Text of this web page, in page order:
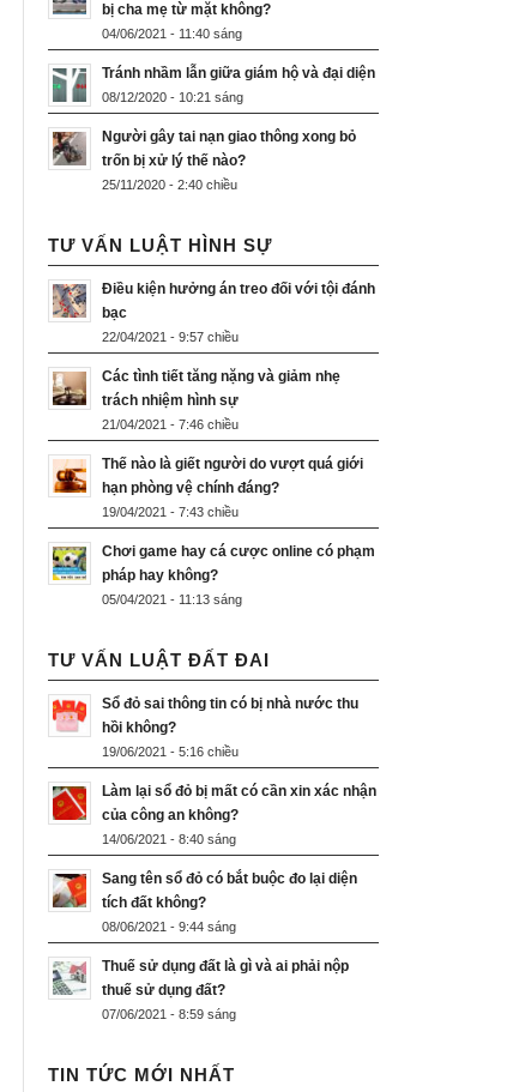
bị cha mẹ từ mặt không?
04/06/2021 - 11:40 sáng
Tránh nhầm lẫn giữa giám hộ và đại diện
08/12/2020 - 10:21 sáng
Người gây tai nạn giao thông xong bỏ
trốn bị xử lý thế nào?
25/11/2020 - 2:40 chiều
TƯ VẤN LUẬT HÌNH SỰ
Điều kiện hưởng án treo đối với tội đánh
bạc
22/04/2021 - 9:57 chiều
Các tình tiết tăng nặng và giảm nhẹ
trách nhiệm hình sự
21/04/2021 - 7:46 chiều
Thế nào là giết người do vượt quá giới
hạn phòng vệ chính đáng?
19/04/2021 - 7:43 chiều
Chơi game hay cá cược online có phạm
pháp hay không?
05/04/2021 - 11:13 sáng
TƯ VẤN LUẬT ĐẤT ĐAI
Sổ đỏ sai thông tin có bị nhà nước thu
hồi không?
19/06/2021 - 5:16 chiều
Làm lại sổ đỏ bị mất có cần xin xác nhận
của công an không?
14/06/2021 - 8:40 sáng
Sang tên sổ đỏ có bắt buộc đo lại diện
tích đất không?
08/06/2021 - 9:44 sáng
Thuế sử dụng đất là gì và ai phải nộp
thuế sử dụng đất?
07/06/2021 - 8:59 sáng
TIN TỨC MỚI NHẤT